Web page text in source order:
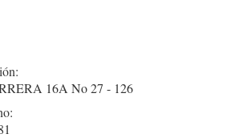
16A No 27 - 126